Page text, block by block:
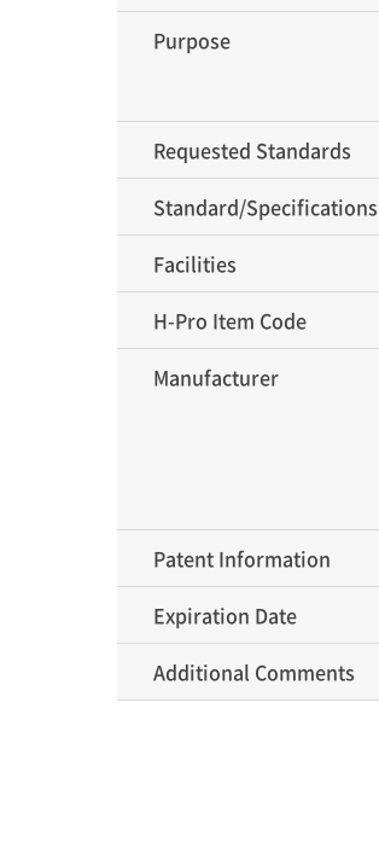
Purpose
Requested Standards
Standard/Specifications
Facilities
H-Pro Item Code
Manufacturer
Patent Information
Expiration Date
Additional Comments